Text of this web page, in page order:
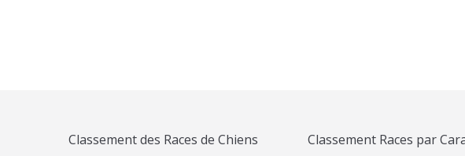
Classement des Races de Chiens Classement Races par